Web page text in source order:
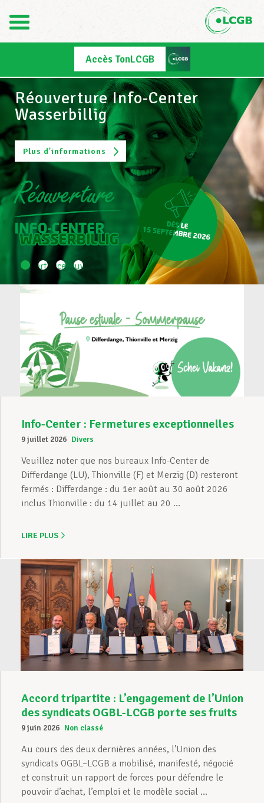
DE
Le LCGB
Structures syndicales
Assistance au Travail
Vos droits
Développement professionnel
Devenir Membre
Accès TonLCGB
Ouverture Info-Center
Clervaux
Plus d'informations
Réouverture
Center
Ouverture
Service
Senior
Conseils
pour
les
seniors
Découvre
«
Info-Center : Fermetures exceptionnelles
9 juillet 2026 Divers
Veuillez noter que nos bureaux Info-Center de
Differdange (LU), Thionville (F) et Merzig (D) resteront
fermés : Differdange : du 1er août au 30 août 2026
inclus Thionville : du 14 juillet au 20 ...
LIRE PLUS
Accord tripartite : L’engagement de l’Union
des syndicats OGBL-LCGB porte ses fruits
9 juin 2026 Non classé
Au cours des deux dernières années, l’Union des
syndicats OGBL–LCGB a mobilisé, manifesté, négocié
et construit un rapport de forces pour défendre le
pouvoir d’achat, l’emploi et le modèle social ...